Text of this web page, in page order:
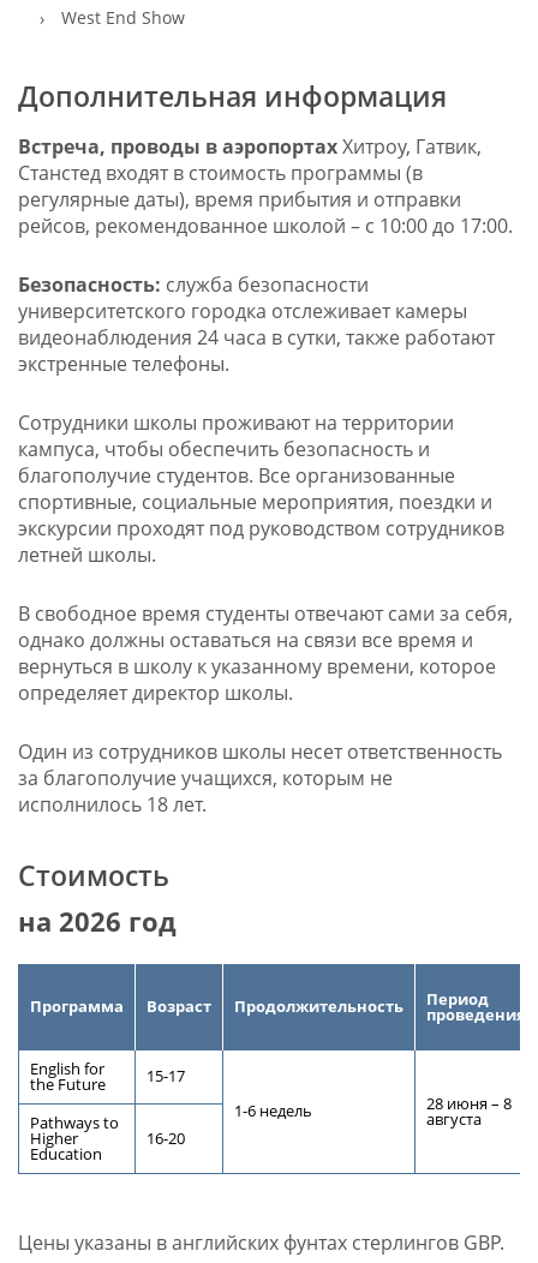
West End Show
Дополнительная информация
Встреча, проводы в аэропортахХитроу, Гатвик,
Станстед входят в стоимость программы (в
регулярные даты), время прибытия и отправки
рейсов, рекомендованное школой – с 10:00 до 17:00.
Безопасность: служба безопасности
университетского городка отслеживает камеры
видеонаблюдения 24 часа в сутки, также работают
экстренные телефоны.
Сотрудники школы проживают на территории
кампуса, чтобы обеспечить безопасность и
благополучие студентов. Все организованные
спортивные, социальные мероприятия, поездки и
экскурсии проходят под руководством сотрудников
летней школы.
В свободное время студенты отвечают сами за себя,
однако должны оставаться на связи все время и
вернуться в школу к указанному времени, которое
определяет директор школы.
Один из сотрудников школы несет ответственность
за благополучие учащихся, которым не
исполнилось 18 лет.
Стоимость
на 2026 год
Программа Возраст Продолжительность Период
проведения
English for
the Future
15-17
1-6 недель
28 июня – 8
августа
Pathways to
Higher
Education
16-20
Цены указаны в английских фунтах стерлингов GBP.